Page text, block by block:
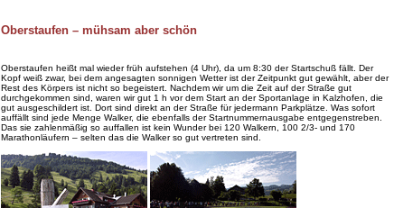
Oberstaufen – mühsam aber schön
Oberstaufen heißt mal wieder früh aufstehen (4 Uhr), da um 8:30 der Startschuß fällt. Der
Kopf weiß zwar, bei dem angesagten sonnigen Wetter ist der Zeitpunkt gut gewählt, aber der
Rest des Körpers ist nicht so begeistert. Nachdem wir um die Zeit auf der Straße gut
durchgekommen sind, waren wir gut 1 h vor dem Start an der Sportanlage in Kalzhofen, die
gut ausgeschildert ist. Dort sind direkt an der Straße für jedermann Parkplätze. Was sofort
auffällt sind jede Menge Walker, die ebenfalls der Startnummernausgabe entgegenstreben.
Das sie zahlenmäßig so auffallen ist kein Wunder bei 120 Walkern, 100 2/3- und 170
Marathonläufern – selten das die Walker so gut vertreten sind.